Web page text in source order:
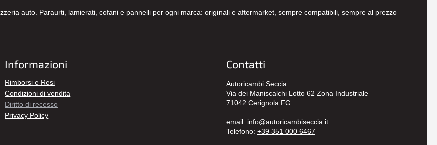
auto. Paraurti, lamierati, cofani e pannelli per ogni marca: originali e aftermarket, sempre compatibili, sempre al prezzo
Informazioni
Rimborsi e Resi
Condizioni di vendita
Diritto di recesso
Privacy Policy
Contatti
Autoricambi Seccia
Via dei Maniscalchi Lotto 62 Zona Industriale
71042 Cerignola FG
email: info@autoricambiseccia.it
Telefono: +39 351 000 6467